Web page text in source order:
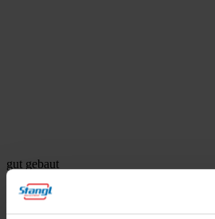
gut gebaut
Abmessungen